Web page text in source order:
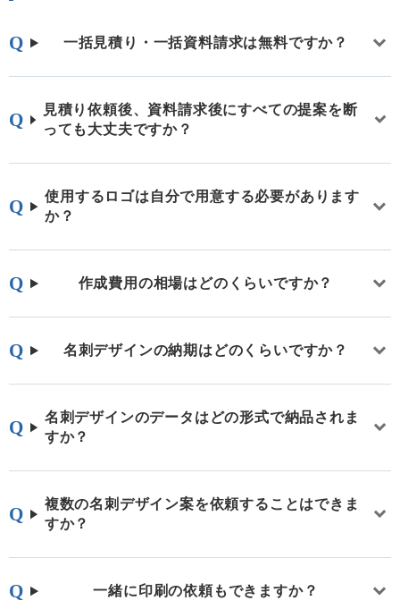
一括見積り・一括資料請求は無料ですか？
見積り依頼後、資料請求後にすべての提案を断
っても大丈夫ですか？
使用するロゴは自分で用意する必要があります
か？
作成費用の相場はどのくらいですか？
名刺デザインの納期はどのくらいですか？
名刺デザインのデータはどの形式で納品されま
すか？
複数の名刺デザイン案を依頼することはできま
すか？
一緒に印刷の依頼もできますか？